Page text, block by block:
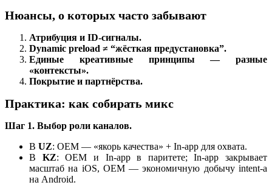
Нюансы, о которых часто забывают
Атрибуция и ID-сигналы.
Dynamic preload ≠ “жёсткая предустановка”.
Единые креативные принципы — разные
«контексты».
Покрытие и партнёрства.
Практика: как собирать микс
Шаг 1. Выбор роли каналов.
В UZ: OEM — «якорь качества» + In-app для охвата.
В KZ: OEM и In-app в паритете; In-app закрывает
масштаб на iOS, OEM — экономичную добычу intent-а
на Android.